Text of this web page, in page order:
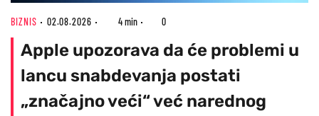
BIZNIS 02.08.2026 4 min 0
Apple upozorava da će problemi u
lancu snabdevanja postati
„značajno veći“ već narednog